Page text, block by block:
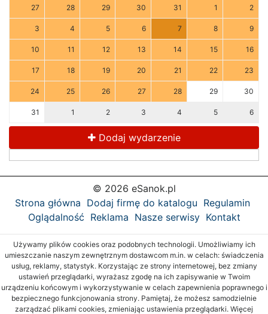
27 28 29 30 31 1 2
3 4 5 6 7 8 9
10 11 12 13 14 15 16
17 18 19 20 21 22 23
24 25 26 27 28 29 30
31 1 2 3 4 5 6
Dodaj wydarzenie
© 2026 eSanok.pl
Strona główna Dodaj firmę do katalogu Regulamin
Oglądalność Reklama Nasze serwisy Kontakt
Używamy plików cookies oraz podobnych technologii. Umożliwiamy ich
umieszczanie naszym zewnętrznym dostawcom m.in. w celach: świadczenia
usług, reklamy, statystyk. Korzystając ze strony internetowej, bez zmiany
ustawień przeglądarki, wyrażasz zgodę na ich zapisywanie w Twoim
urządzeniu końcowym i wykorzystywanie w celach zapewnienia poprawnego i
bezpiecznego funkcjonowania strony. Pamiętaj, że możesz samodzielnie
zarządzać plikami cookies, zmieniając ustawienia przeglądarki. Więcej